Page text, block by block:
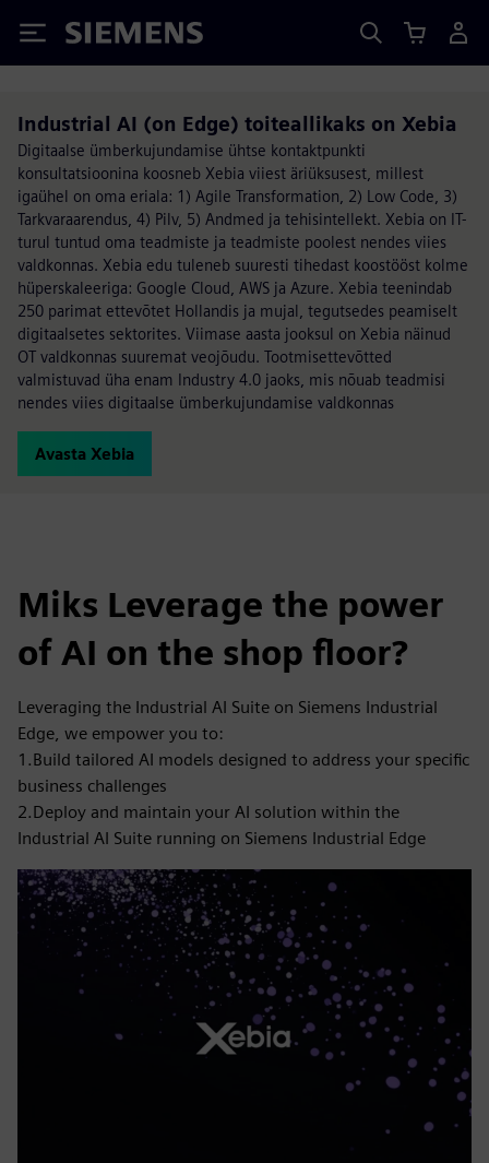
Siemens
Industrial AI (on Edge) toiteallikaks on Xebia
Digitaalse ümberkujundamise ühtse kontaktpunkti
konsultatsioonina koosneb Xebia viiest äriüksusest, millest
igaühel on oma eriala: 1) Agile Transformation, 2) Low Code, 3)
Tarkvaraarendus, 4) Pilv, 5) Andmed ja tehisintellekt. Xebia on IT-
turul tuntud oma teadmiste ja teadmiste poolest nendes viies
valdkonnas. Xebia edu tuleneb suuresti tihedast koostööst kolme
hüperskaleeriga: Google Cloud, AWS ja Azure. Xebia teenindab
250 parimat ettevõtet Hollandis ja mujal, tegutsedes peamiselt
digitaalsetes sektorites. Viimase aasta jooksul on Xebia näinud
OT valdkonnas suuremat veojõudu. Tootmisettevõtted
valmistuvad üha enam Industry 4.0 jaoks, mis nõuab teadmisi
nendes viies digitaalse ümberkujundamise valdkonnas
Avasta Xebia
Miks Leverage the power
of AI on the shop floor?
Leveraging the Industrial AI Suite on Siemens Industrial
Edge, we empower you to:
1.Build tailored AI models designed to address your specific
business challenges
2.Deploy and maintain your AI solution within the
Industrial AI Suite running on Siemens Industrial Edge